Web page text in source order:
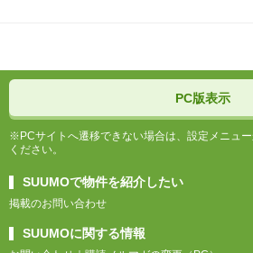
PC版表示
※PCサイトへ遷移できない場合は、設定メニュ
ください。
SUUMOで物件を紹介したい
掲載のお問い合わせ
SUUMOに関する情報